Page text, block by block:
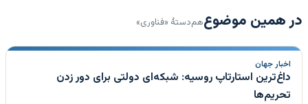
در همین موضوعهم‌دستهٔ «فناوری»
اخبار جهان
داغ‌ترین استارتاپ روسیه: شبکه‌ای دولتی برای دور زدن
تحریم‌ها